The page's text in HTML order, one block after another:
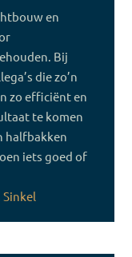
en
Bij
die zo’n
zo efficiënt en
te komen
halfbakken
iets goed of